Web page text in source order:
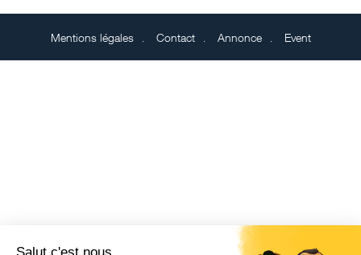
Salut c'est nous...
Mentions légales Contact Annonce Event